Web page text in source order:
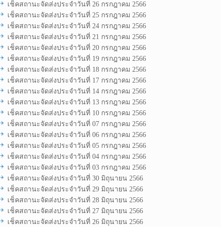
เช็คสถานะจัดส่งประจำวันที่ 26 กรกฎาคม 2566
เช็คสถานะจัดส่งประจำวันที่ 25 กรกฎาคม 2566
เช็คสถานะจัดส่งประจำวันที่ 24 กรกฎาคม 2566
เช็คสถานะจัดส่งประจำวันที่ 21 กรกฎาคม 2566
เช็คสถานะจัดส่งประจำวันที่ 20 กรกฎาคม 2566
เช็คสถานะจัดส่งประจำวันที่ 19 กรกฎาคม 2566
เช็คสถานะจัดส่งประจำวันที่ 18 กรกฎาคม 2566
เช็คสถานะจัดส่งประจำวันที่ 17 กรกฎาคม 2566
เช็คสถานะจัดส่งประจำวันที่ 14 กรกฎาคม 2566
เช็คสถานะจัดส่งประจำวันที่ 13 กรกฎาคม 2566
เช็คสถานะจัดส่งประจำวันที่ 10 กรกฎาคม 2566
เช็คสถานะจัดส่งประจำวันที่ 07 กรกฎาคม 2566
เช็คสถานะจัดส่งประจำวันที่ 06 กรกฎาคม 2566
เช็คสถานะจัดส่งประจำวันที่ 05 กรกฎาคม 2566
เช็คสถานะจัดส่งประจำวันที่ 04 กรกฎาคม 2566
เช็คสถานะจัดส่งประจำวันที่ 03 กรกฎาคม 2566
เช็คสถานะจัดส่งประจำวันที่ 30 มิถุนายน 2566
เช็คสถานะจัดส่งประจำวันที่ 29 มิถุนายน 2566
เช็คสถานะจัดส่งประจำวันที่ 28 มิถุนายน 2566
เช็คสถานะจัดส่งประจำวันที่ 27 มิถุนายน 2566
เช็คสถานะจัดส่งประจำวันที่ 26 มิถุนายน 2566